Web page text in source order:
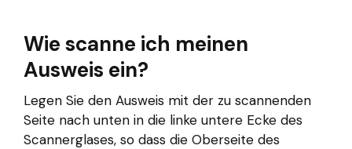
Wie scanne ich meinen
Ausweis ein?
Legen Sie den Ausweis mit der zu scannenden
Seite nach unten in die linke untere Ecke des
Scannerglases, so dass die Oberseite des